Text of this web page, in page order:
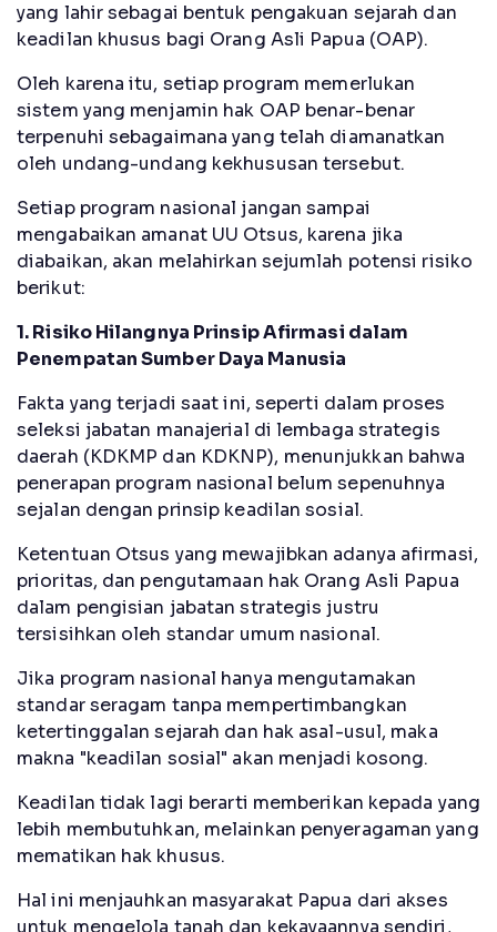
yang lahir sebagai bentuk pengakuan sejarah dan
keadilan khusus bagi Orang Asli Papua (OAP).
Oleh karena itu, setiap program memerlukan
sistem yang menjamin hak OAP benar-benar
terpenuhi sebagaimana yang telah diamanatkan
oleh undang-undang kekhususan tersebut.
Setiap program nasional jangan sampai
mengabaikan amanat UU Otsus, karena jika
diabaikan, akan melahirkan sejumlah potensi risiko
berikut:
1. Risiko Hilangnya Prinsip Afirmasi dalam
Penempatan Sumber Daya Manusia
Fakta yang terjadi saat ini, seperti dalam proses
seleksi jabatan manajerial di lembaga strategis
daerah (KDKMP dan KDKNP), menunjukkan bahwa
penerapan program nasional belum sepenuhnya
sejalan dengan prinsip keadilan sosial.
Ketentuan Otsus yang mewajibkan adanya afirmasi,
prioritas, dan pengutamaan hak Orang Asli Papua
dalam pengisian jabatan strategis justru
tersisihkan oleh standar umum nasional.
Jika program nasional hanya mengutamakan
standar seragam tanpa mempertimbangkan
ketertinggalan sejarah dan hak asal-usul, maka
makna "keadilan sosial" akan menjadi kosong.
Keadilan tidak lagi berarti memberikan kepada yang
lebih membutuhkan, melainkan penyeragaman yang
mematikan hak khusus.
Hal ini menjauhkan masyarakat Papua dari akses